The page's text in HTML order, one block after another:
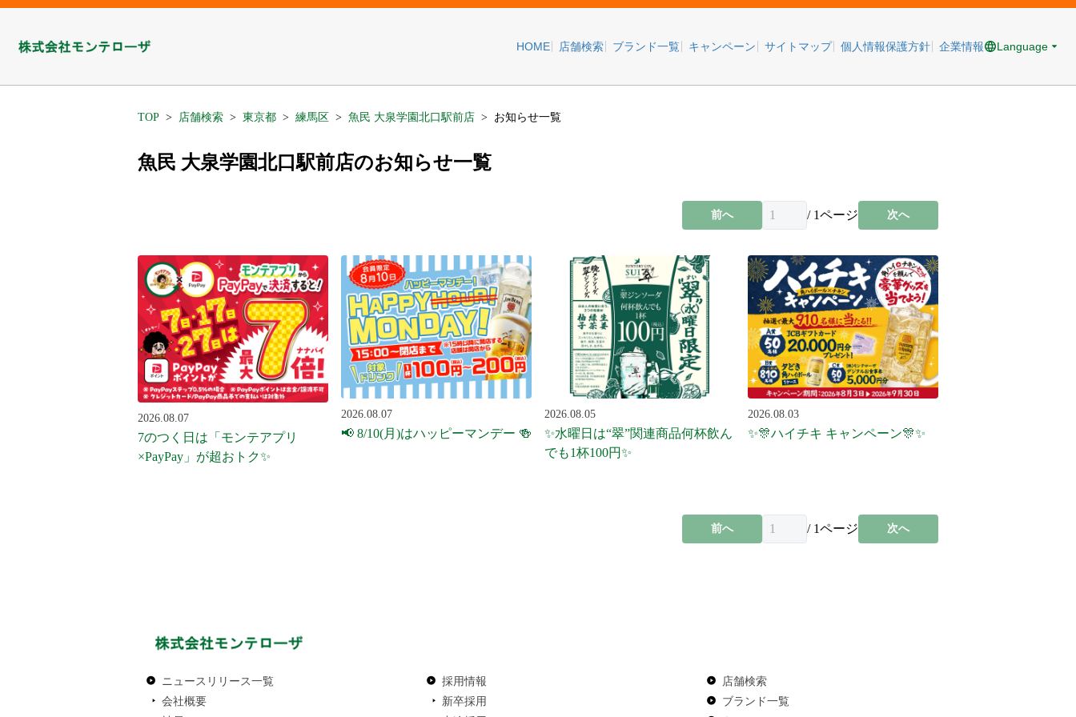
HOME 店舗検索 ブランド一覧 キャンペーン サイトマップ 個人情報保護方針 企業情報 Language
TOP 店舗検索 東京都 練馬区 魚民 大泉学園北口駅前店 お知らせ一覧
魚民 大泉学園北口駅前店のお知らせ一覧
前へ / 1ページ 次へ
2026.08.07
7のつく日は「モンテアプリ
×PayPay」が超おトク✨
2026.08.07
📢 8/10(月)はハッピーマンデー 🍻
2026.08.05
✨水曜日は“翠”関連商品何杯飲ん
でも1杯100円✨
2026.08.03
✨🎊ハイチキ キャンペーン🎊✨
前へ / 1ページ 次へ
ニュースリリース一覧
会社概要
採用情報
新卒採用
店舗検索
ブランド一覧